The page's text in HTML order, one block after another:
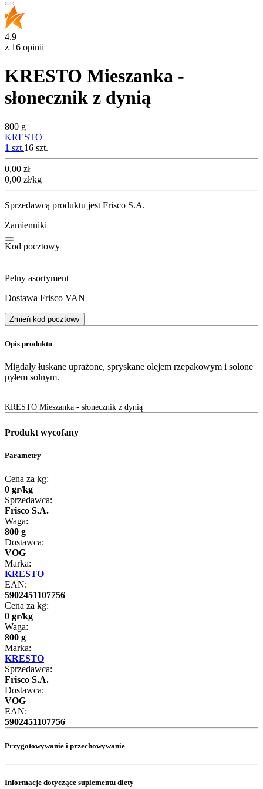
4.9
z 16 opinii
KRESTO Mieszanka -
słonecznik z dynią
800 g
KRESTO
1 szt.16 szt.
Cena
0,00 zł
0,00 zł/kg
Sprzedawcą produktu jest Frisco S.A.
Zamienniki
Kod pocztowy
Pełny asortyment
Dostawa Frisco VAN
Zmień kod pocztowy
Opis produktu
Migdały łuskane uprażone, spryskane olejem rzepakowym i solone
pyłem solnym.
KRESTO Mieszanka - słonecznik z dynią
Produkt wycofany
Parametry
Cena za kg:
0 gr/kg
Sprzedawca:
Frisco S.A.
Waga:
800 g
Dostawca:
VOG
Marka:
KRESTO
EAN:
5902451107756
Cena za kg:
0 gr/kg
Waga:
800 g
Marka:
KRESTO
Sprzedawca:
Frisco S.A.
Dostawca:
VOG
EAN:
5902451107756
Przygotowywanie i przechowywanie
Informacje dotyczące suplementu diety